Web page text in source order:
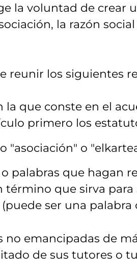
la voluntad de crear
la razón
reunir los siguientes
la que conste en el
primero los
"asociación" o
palabras que hagan
término que sirva
ser una palabra
no emancipadas de
de sus tutores o